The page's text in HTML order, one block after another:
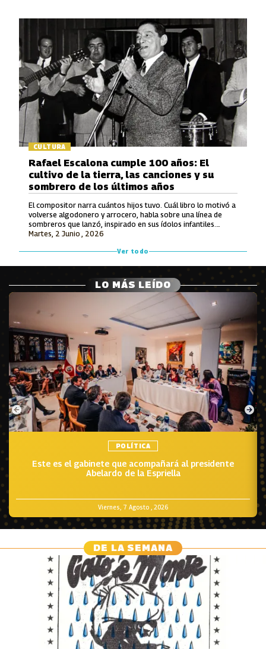
CULTURA
Martes, 2 Junio , 2026
Rafael Escalona cumple 100 años: El
cultivo de la tierra, las canciones y su
sombrero de los últimos años
El compositor narra cuántos hijos tuvo. Cuál libro lo motivó a
volverse algodonero y arrocero, habla sobre una línea de
sombreros que lanzó, inspirado en sus ídolos infantiles.
También recuerda lo que le ofrecieron por hacerle una
inédito que luego grabó Jorge Oñate.
Ver todo
LO MÁS LEÍDO
POLÍTICA
Viernes, 7 Agosto , 2026
Este es el gabinete que acompañará al presidente
Abelardo de la Espriella
DE LA SEMANA